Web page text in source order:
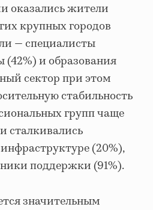
оказались жители
крупных городов
— специалисты
(42%) и образования
сектор при этом
стабильность
групп чаще
сталкивались
(20%),
поддержки (91%).
значительным